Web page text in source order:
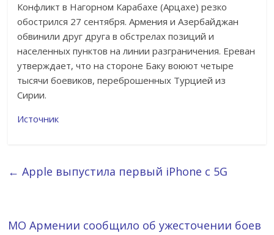
Конфликт в Нагорном Карабахе (Арцахе) резко
обострился 27 сентября. Армения и Азербайджан
обвинили друг друга в обстрелах позиций и
населенных пунктов на линии разграничения. Ереван
утверждает, что на стороне Баку воюют четыре
тысячи боевиков, переброшенных Турцией из
Сирии.
Источник
← Apple выпустила первый iPhone с 5G
МО Армении сообщило об ужесточении боев